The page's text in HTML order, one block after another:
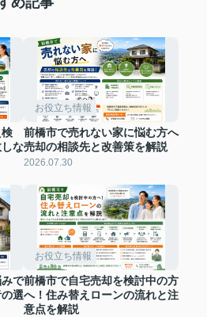
な
お役立ち情報
前橋市で売れない家に悩む方へ
売却の相談先と改善策を解説
2026.07.30
で
選
お役立ち情報
前橋市で自宅売却を検討中の方
へ！住み替えローンの流れと注
意点を解説